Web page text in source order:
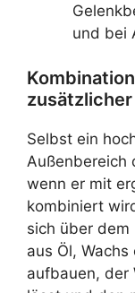
und bei
Selbst ein
Außenbereich
wenn er mit
kombiniert
sich über dem
aus Öl,
aufbauen, der